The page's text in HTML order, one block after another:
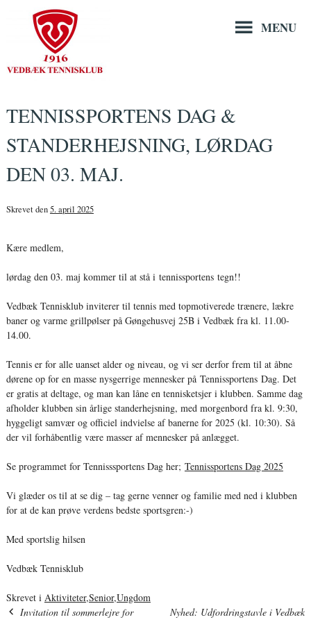
indholdet
MENU
TENNISSPORTENS DAG &
STANDERHEJSNING, LØRDAG
DEN 03. MAJ.
Skrevet den5. april 2025
Kære medlem,
lørdag den 03. maj kommer til at stå i tennissportens tegn!!
Vedbæk Tennisklub inviterer til tennis med topmotiverede trænere, lækre
baner og varme grillpølser på Gøngehusvej 25B i Vedbæk fra kl. 11.00-
14.00.
Tennis er for alle uanset alder og niveau, og vi ser derfor frem til at åbne
dørene op for en masse nysgerrige mennesker på Tennissportens Dag. Det
er gratis at deltage, og man kan låne en tennisketsjer i klubben. Samme dag
afholder klubben sin årlige standerhejsning, med morgenbord fra kl. 9:30,
hyggeligt samvær og officiel indvielse af banerne for 2025 (kl. 10:30). Så
der vil forhåbentlig være masser af mennesker på anlægget.
Se programmet for Tennisssportens Dag her; Tennissportens Dag 2025
Vi glæder os til at se dig – tag gerne venner og familie med ned i klubben
for at de kan prøve verdens bedste sportsgren:-)
Med sportslig hilsen
Vedbæk Tennisklub
Skrevet i Aktiviteter,Senior,Ungdom
Invitation til sommerlejre for
Nyhed: Udfordringstavle i Vedbæk